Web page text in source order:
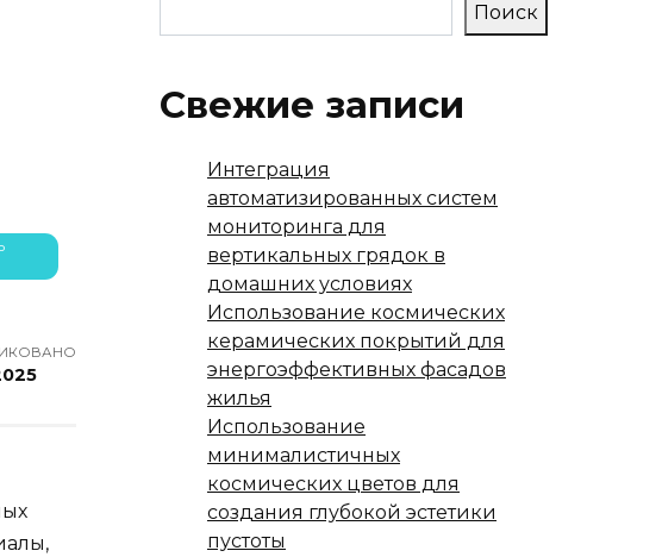
Поиск
Свежие записи
Интеграция
автоматизированных систем
мониторинга для
вертикальных грядок в
домашних условиях
Использование космических
керамических покрытий для
энергоэффективных фасадов
жилья
Использование
минималистичных
космических цветов для
создания глубокой эстетики
пустоты